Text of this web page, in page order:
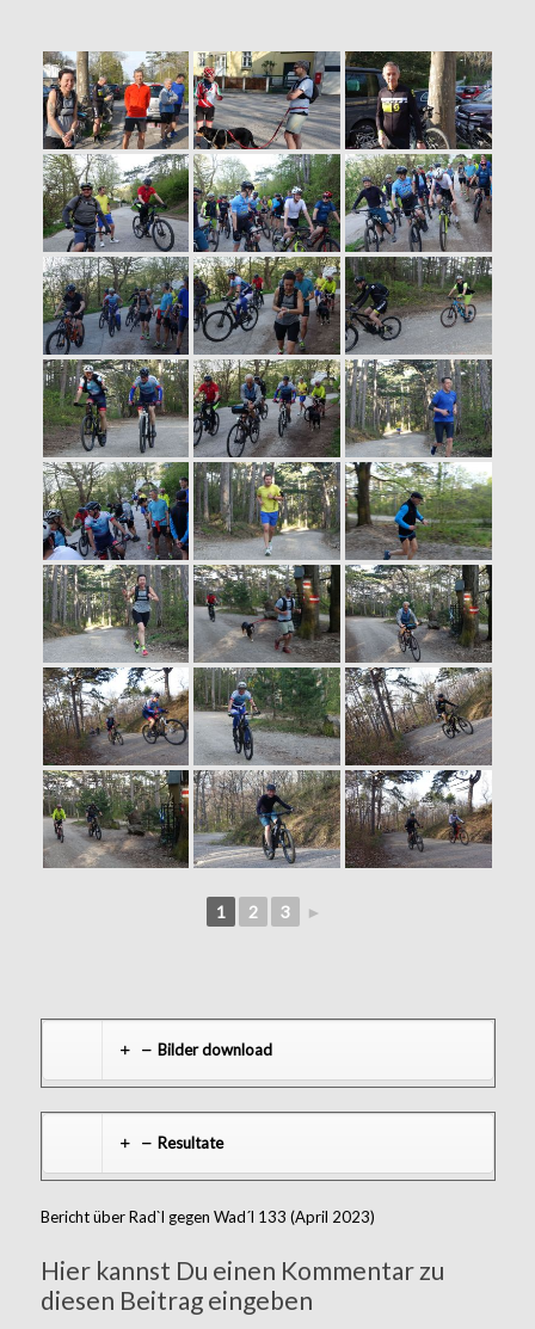
1 2 3 ►
Bilder download
Resultate
Bericht über Rad`l gegen Wad´l 133 (April 2023)
Hier kannst Du einen Kommentar zu
diesen Beitrag eingeben